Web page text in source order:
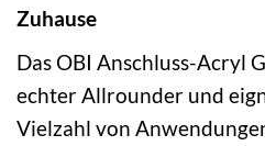
Zuhause
Das OBI Anschluss-Acryl
echter Allrounder und
Vielzahl von